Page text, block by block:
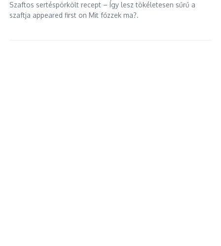
Szaftos sertéspörkölt recept – Így lesz tökéletesen sűrű a
szaftja appeared first on Mit főzzek ma?.